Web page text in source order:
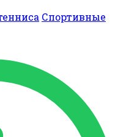
Спортивные